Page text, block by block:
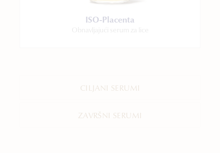
CILJANI SERUMI
ZAVRŠNI SERUMI
ISO-Placenta
Obnavljajući serum za lice